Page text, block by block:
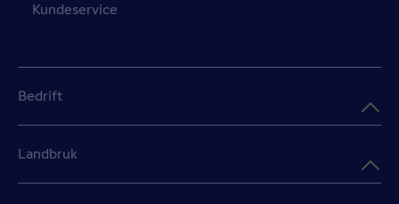
Kundeservice
Bedrift
Landbruk